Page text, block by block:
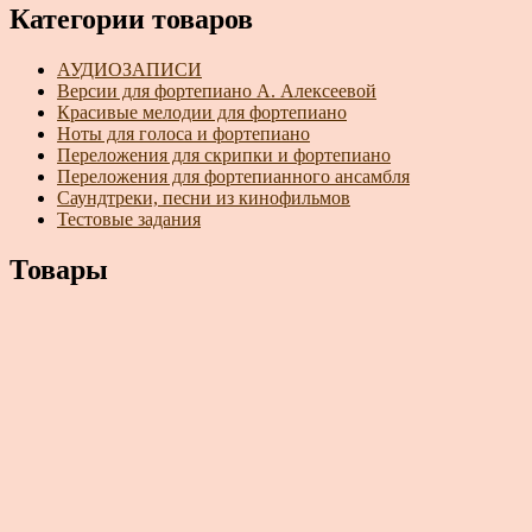
Категории товаров
АУДИОЗАПИСИ
Версии для фортепиано А. Алексеевой
Красивые мелодии для фортепиано
Ноты для голоса и фортепиано
Переложения для скрипки и фортепиано
Переложения для фортепианного ансамбля
Саундтреки, песни из кинофильмов
Тестовые задания
Товары